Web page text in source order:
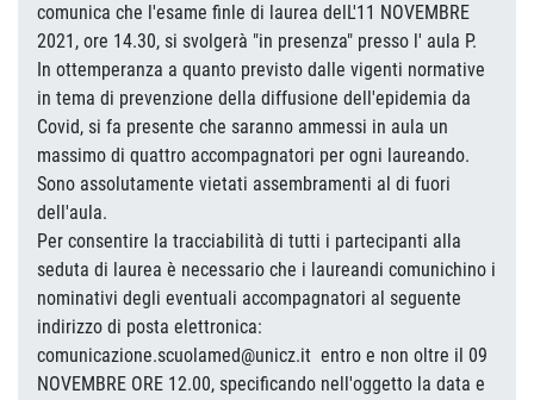
comunica che l'esame finle di laurea delL'11 NOVEMBRE
2021, ore 14.30, si svolgerà "in presenza" presso l' aula P.
In ottemperanza a quanto previsto dalle vigenti normative
in tema di prevenzione della diffusione dell'epidemia da
Covid, si fa presente che saranno ammessi in aula un
massimo di quattro accompagnatori per ogni laureando.
Sono assolutamente vietati assembramenti al di fuori
dell'aula.
Per consentire la tracciabilità di tutti i partecipanti alla
seduta di laurea è necessario che i laureandi comunichino i
nominativi degli eventuali accompagnatori al seguente
indirizzo di posta elettronica:
comunicazione.scuolamed@unicz.it entro e non oltre il 09
NOVEMBRE ORE 12.00, specificando nell'oggetto la data e